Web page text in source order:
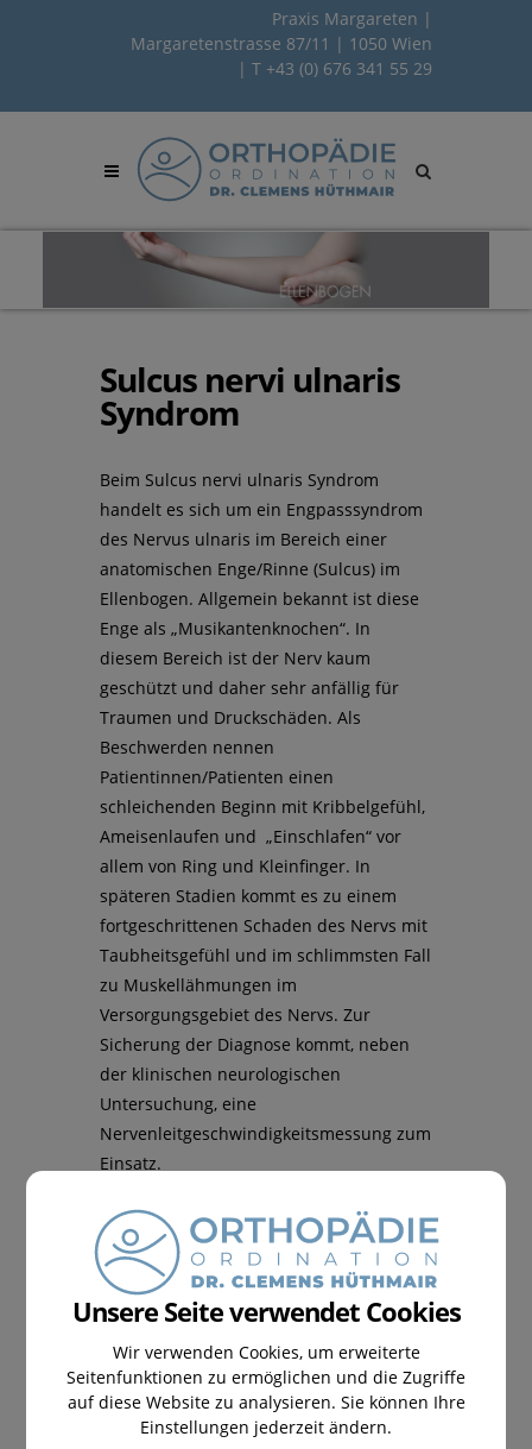
Praxis Margareten |
Margaretenstrasse 87/11 | 1050 Wien
| T +43 (0) 676 341 55 29
Site
Sulcus nervi ulnaris
Syndrom
Beim Sulcus nervi ulnaris Syndrom
handelt es sich um ein Engpasssyndrom
des Nervus ulnaris im Bereich einer
anatomischen Enge/Rinne (Sulcus) im
Ellenbogen. Allgemein bekannt ist diese
Enge als „Musikantenknochen“. In
diesem Bereich ist der Nerv kaum
geschützt und daher sehr anfällig für
Traumen und Druckschäden. Als
Beschwerden nennen
Patientinnen/Patienten einen
schleichenden Beginn mit Kribbelgefühl,
Ameisenlaufen und „Einschlafen“ vor
allem von Ring und Kleinfinger. In
späteren Stadien kommt es zu einem
fortgeschrittenen Schaden des Nervs mit
Taubheitsgefühl und im schlimmsten Fall
zu Muskellähmungen im
Versorgungsgebiet des Nervs. Zur
Sicherung der Diagnose kommt, neben
der klinischen neurologischen
Untersuchung, eine
Nervenleitgeschwindigkeitsmessung zum
Einsatz.
Therapie: Zu Beginn helfen häufig die
Schienung des betroffenen Armes und
dieTherapie mittels abschwellender und
entzündungshemmender Medikamente.
Bei Beschwerdepersistenz kann jedoch
auch eine operative Freilegung und evtl.
Verlagerung des Nervs zu einer
Druckentlastung und dadurch zur
Unsere Seite verwendet Cookies
Wir verwenden Cookies, um erweiterte
Seitenfunktionen zu ermöglichen und die Zugriffe
auf diese Website zu analysieren. Sie können Ihre
Einstellungen jederzeit ändern.